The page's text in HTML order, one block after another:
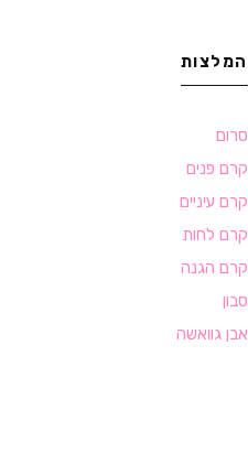
המלצות
סרום
קרם פנים
קרם עיניים
קרם לחות
קרם הגנה
סבון
אבן גוואשה